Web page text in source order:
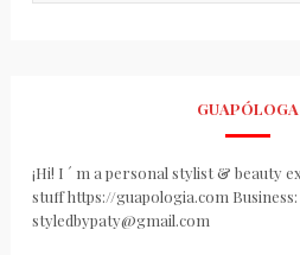
GUAPÓLOGA
¡Hi! I ´ m a personal stylist & beauty
stuff https://guapologia.com Business:
styledbypaty@gmail.com